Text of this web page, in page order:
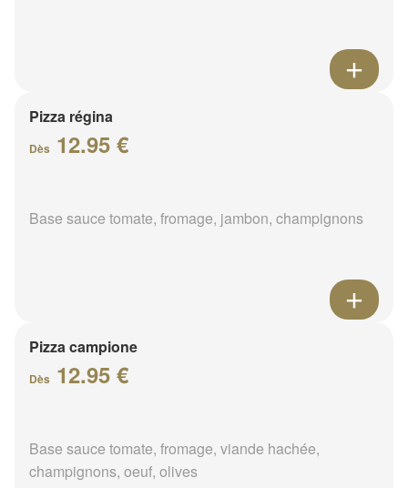
Pizza régina
Dès 12.95 €
Base sauce tomate, fromage, jambon, champignons
Pizza campione
Dès 12.95 €
Base sauce tomate, fromage, viande hachée,
champignons, oeuf, olives